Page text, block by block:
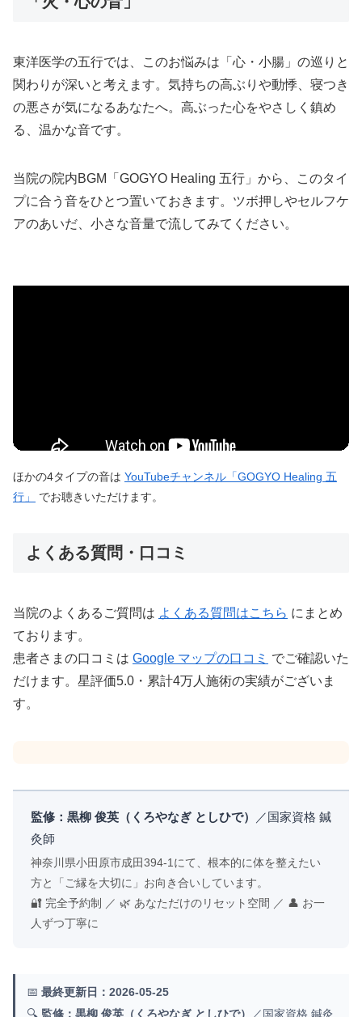
東洋医学の五行では、このお悩みは「心・小腸」の巡りと
関わりが深いと考えます。気持ちの高ぶりや動悸、寝つき
の悪さが気になるあなたへ。高ぶった心をやさしく鎮め
る、温かな音です。
当院の院内BGM「GOGYO Healing 五行」から、このタイ
プに合う音をひとつ置いておきます。ツボ押しやセルフケ
アのあいだ、小さな音量で流してみてください。
ほかの4タイプの音は YouTubeチャンネル「GOGYO Healing 五
行」
でお聴きいただけます。
よくある質問・口コミ
当院のよくあるご質問は よくある質問はこちら にまとめ
ております。
患者さまの口コミは Google マップの口コミ でご確認いた
だけます。星評価5.0・累計4万人施術の実績がございま
す。
監修：黒柳 俊英（くろやなぎ としひで）
／国家資格 鍼
灸師
神奈川県小田原市成田394-1にて、根本的に体を整えたい
方と「ご縁を大切に」お向き合いしています。
🔐 完全予約制 ／ 🌿 あなただけのリセット空間 ／ 👤 お一
人ずつ丁寧に
📅 最終更新日：2026-05-25
🔍 監修：黒柳 俊英（くろやなぎ としひで） ／国家資格 鍼灸